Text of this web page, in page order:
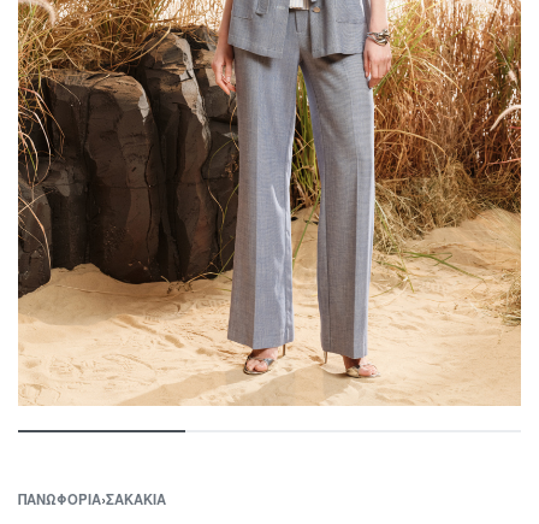
ΠΑΝΩΦΟΡΙΑ›ΣΑΚΑΚΙΑ